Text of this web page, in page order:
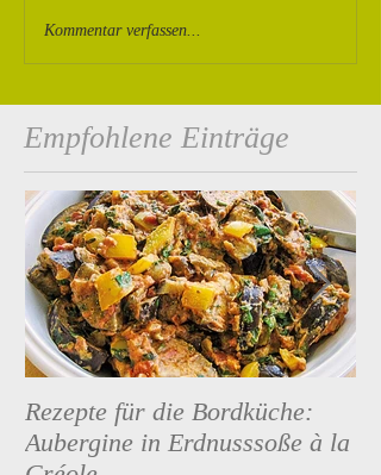
Kommentar verfassen...
Empfohlene Einträge
Rezepte für die Bordküche:
Aubergine in Erdnusssoße à la